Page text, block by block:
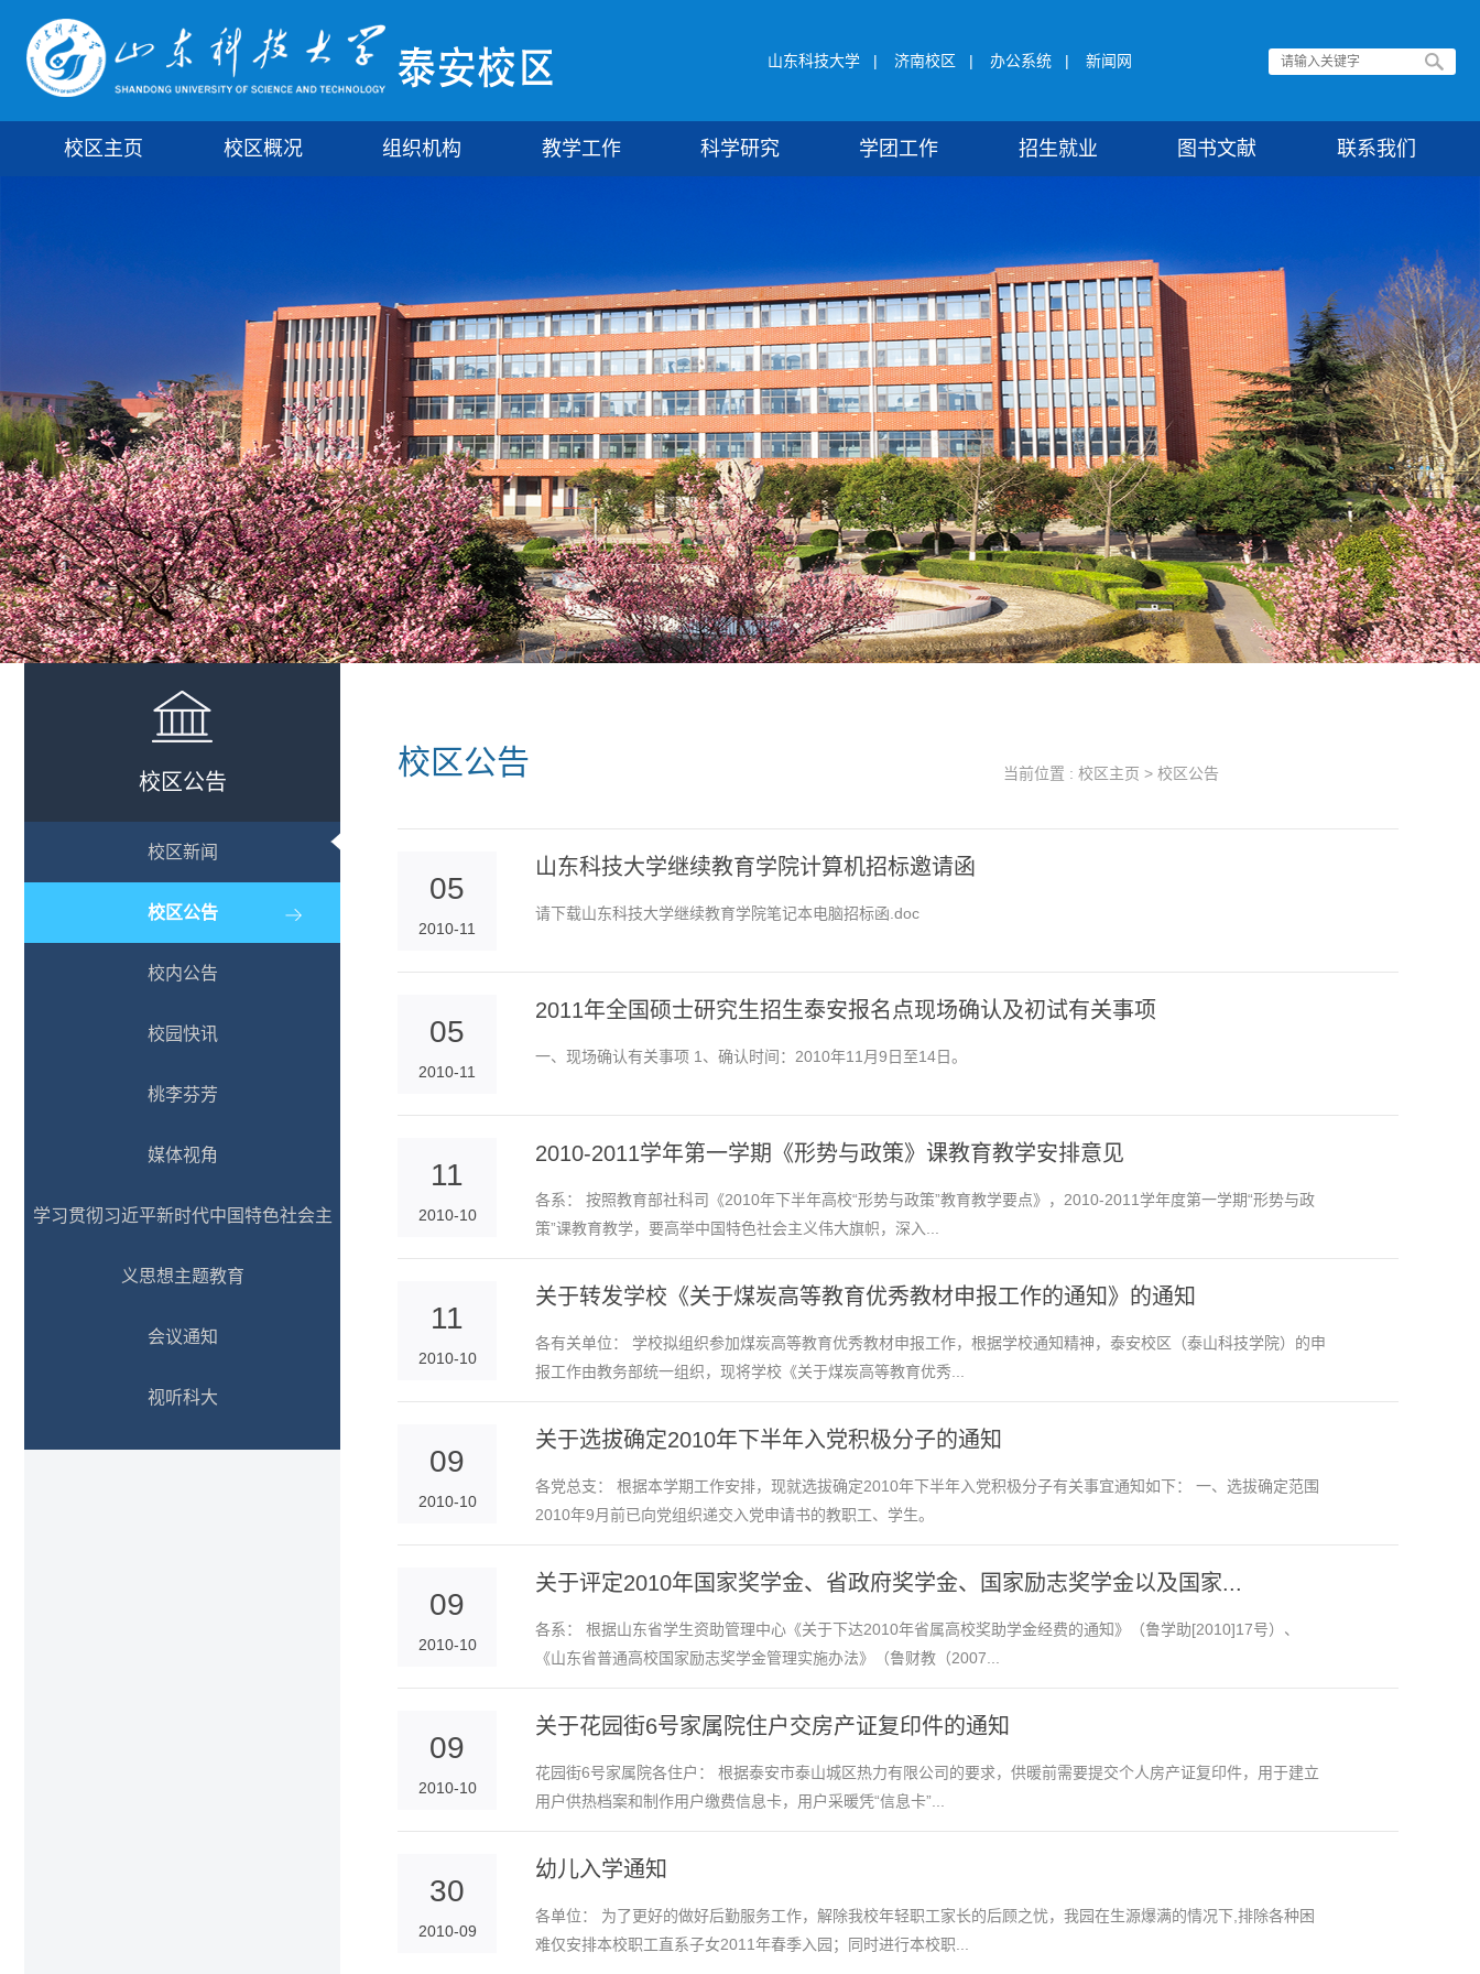
山东科技大学 | 济南校区 | 办公系统 | 新闻网
校区主页 校区概况 组织机构 教学工作 科学研究 学团工作 招生就业 图书文献 联系我们
校区公告
校区新闻
校区公告
校内公告
校园快讯
桃李芬芳
媒体视角
学习贯彻习近平新时代中国特色社会主
义思想主题教育
会议通知
视听科大
校区公告 当前位置 : 校区主页 > 校区公告
05
2010-11
山东科技大学继续教育学院计算机招标邀请函
请下载山东科技大学继续教育学院笔记本电脑招标函.doc
05
2010-11
2011年全国硕士研究生招生泰安报名点现场确认及初试有关事项
一、现场确认有关事项 1、确认时间：2010年11月9日至14日。
11
2010-10
2010-2011学年第一学期《形势与政策》课教育教学安排意见
各系： 按照教育部社科司《2010年下半年高校“形势与政策”教育教学要点》，2010-2011学年度第一学期“形势与政
策”课教育教学，要高举中国特色社会主义伟大旗帜，深入...
11
2010-10
关于转发学校《关于煤炭高等教育优秀教材申报工作的通知》的通知
各有关单位： 学校拟组织参加煤炭高等教育优秀教材申报工作，根据学校通知精神，泰安校区（泰山科技学院）的申
报工作由教务部统一组织，现将学校《关于煤炭高等教育优秀...
09
2010-10
关于选拔确定2010年下半年入党积极分子的通知
各党总支： 根据本学期工作安排，现就选拔确定2010年下半年入党积极分子有关事宜通知如下： 一、选拔确定范围
2010年9月前已向党组织递交入党申请书的教职工、学生。
09
2010-10
关于评定2010年国家奖学金、省政府奖学金、国家励志奖学金以及国家...
各系： 根据山东省学生资助管理中心《关于下达2010年省属高校奖助学金经费的通知》（鲁学助[2010]17号）、
《山东省普通高校国家励志奖学金管理实施办法》（鲁财教（2007...
09
2010-10
关于花园街6号家属院住户交房产证复印件的通知
花园街6号家属院各住户： 根据泰安市泰山城区热力有限公司的要求，供暖前需要提交个人房产证复印件，用于建立
用户供热档案和制作用户缴费信息卡，用户采暖凭“信息卡”...
30
2010-09
幼儿入学通知
各单位： 为了更好的做好后勤服务工作，解除我校年轻职工家长的后顾之忧，我园在生源爆满的情况下,排除各种困
难仅安排本校职工直系子女2011年春季入园；同时进行本校职...